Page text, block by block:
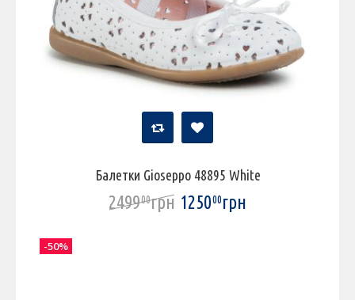
Балетки Gioseppo 48895 White
249900грн 125000грн
-50%